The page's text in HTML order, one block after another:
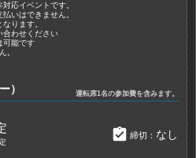
応イベントです。
いはできません。
ります。
わせください
可能です
。
） 運転席1名の参加費を含みます。
assignment_turned_in 締切： なし